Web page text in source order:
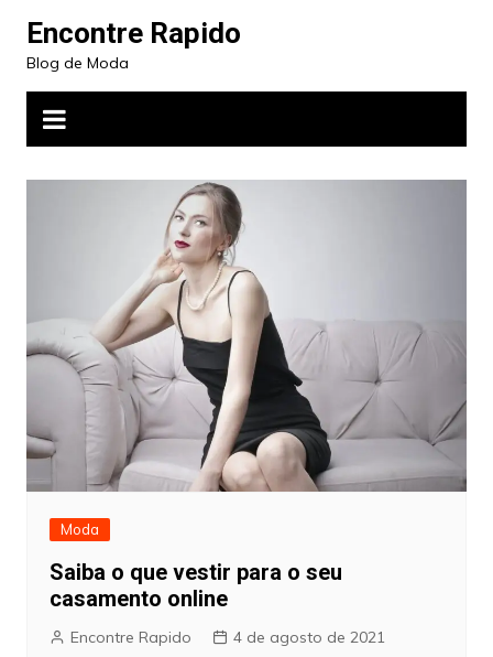
para
conteúdo
Encontre Rapido
Blog de Moda
Moda
Saiba o que vestir para o seu
casamento online
Encontre Rapido 4 de agosto de 2021